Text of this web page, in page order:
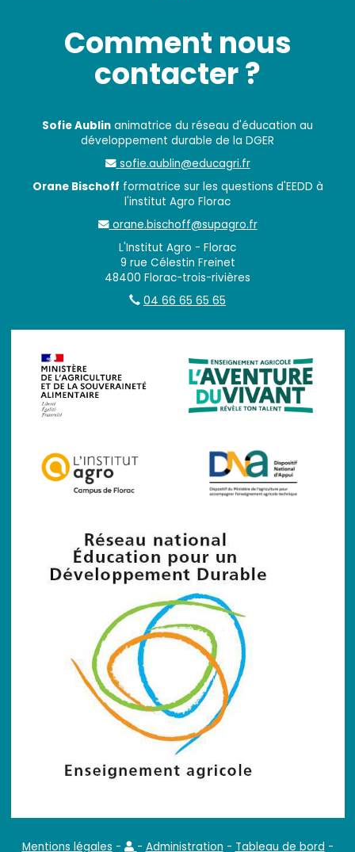
Comment nous
contacter ?
Sofie Aublin animatrice du réseau d'éducation au
développement durable de la DGER
sofie.aublin@educagri.fr
Orane Bischoff formatrice sur les questions d'EEDD à
l'institut Agro Florac
orane.bischoff@supagro.fr
L'Institut Agro - Florac
9 rue Célestin Freinet
48400 Florac-trois-rivières
04 66 65 65 65
Mentions légales - - Administration - Tableau de bord -